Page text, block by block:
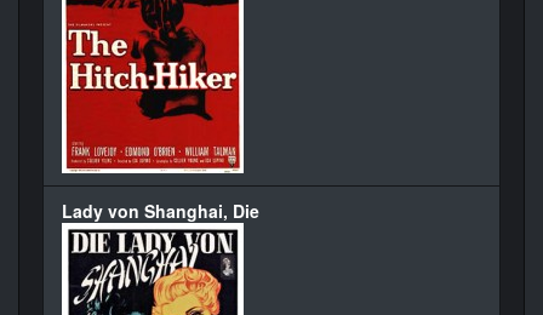
Lady von Shanghai, Die